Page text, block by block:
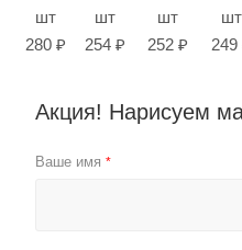
шт
280 ₽
шт
254 ₽
шт
252 ₽
шт
249
Акция! Нарисуем
Ваше имя *